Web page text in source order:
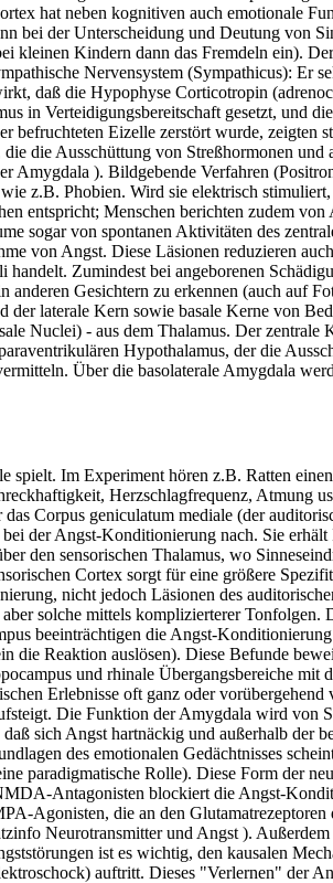
hat neben kognitiven auch emotionale
bei der Unterscheidung und Deutung von
kleinen Kindern dann das Fremdeln ein).
Nervensystem (Sympathicus): Er
daß die Hypophyse Corticotropin
in Verteidigungsbereitschaft gesetzt, und
Eizelle zerstört wurde, zeigten
die Ausschüttung von Streßhormonen und
Amygdala ). Bildgebende Verfahren
z.B. Phobien. Wird sie elektrisch
entspricht; Menschen berichten zudem
sogar von spontanen Aktivitäten des
von Angst. Diese Läsionen reduzieren
Zumindest bei angeborenen
Gesichtern zu erkennen (auch auf
laterale Kern sowie basale Kerne von
Nuclei) - aus dem Thalamus. Der zentrale
Hypothalamus, der die
Über die basolaterale Amygdala
spielt. Im Experiment hören z.B. Ratten
Herzschlagfrequenz, Atmung
Corpus geniculatum mediale (der
der Angst-Konditionierung nach. Sie
den sensorischen Thalamus, wo
Cortex sorgt für eine größere
nicht jedoch Läsionen des
solche mittels komplizierterer Tonfolgen.
beeinträchtigen die Angst-
die Reaktion auslösen). Diese Befunde
und rhinale Übergangsbereiche mit
Erlebnisse oft ganz oder vorübergehend
Die Funktion der Amygdala wird von
sich Angst hartnäckig und außerhalb der
des emotionalen Gedächtnisses
paradigmatische Rolle). Diese Form der
Antagonisten blockiert die Angst-
Agonisten, die an den
Neurotransmitter und Angst ).
ist es wichtig, den kausalen
auftritt. Dieses "Verlernen" der